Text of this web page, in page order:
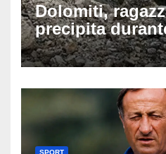
Dolomiti,
precipita
un’escursione:
Latemar
SPORT